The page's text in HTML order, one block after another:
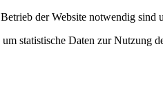
der Website notwendig sind
statistische Daten zur Nutzung